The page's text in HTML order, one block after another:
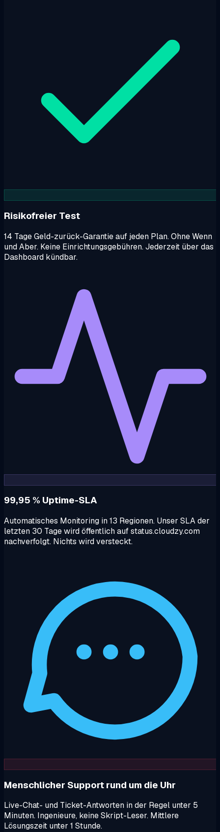
Risikofreier Test
14 Tage Geld-zurück-Garantie auf jeden Plan. Ohne Wenn
und Aber. Keine Einrichtungsgebühren. Jederzeit über das
Dashboard kündbar.
99,95 % Uptime-SLA
Automatisches Monitoring in 13 Regionen. Unser SLA der
letzten 30 Tage wird öffentlich auf status.cloudzy.com
nachverfolgt. Nichts wird versteckt.
Menschlicher Support rund um die Uhr
Live-Chat- und Ticket-Antworten in der Regel unter 5
Minuten. Ingenieure, keine Skript-Leser. Mittlere
Lösungszeit unter 1 Stunde.